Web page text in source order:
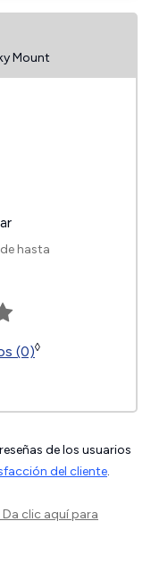
Mount
hasta
(0)◊
de los usuarios
del cliente.
Da clic aquípara